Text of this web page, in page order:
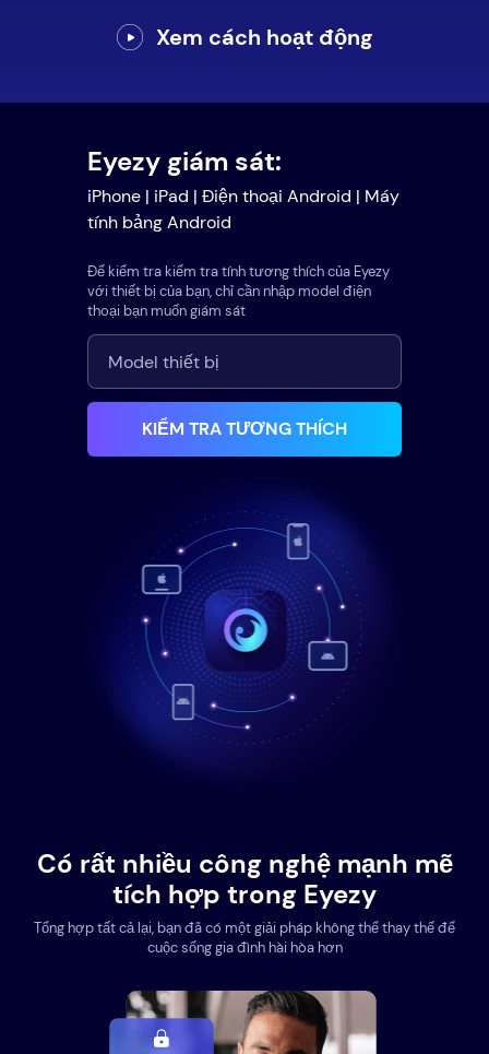
Xem cách hoạt động
Eyezy giám sát:
iPhone | iPad | Điện thoại Android | Máy
tính bảng Android
Để kiểm tra kiểm tra tính tương thích của Eyezy
với thiết bị của bạn, chỉ cần nhập model điện
thoại bạn muốn giám sát
KIỂM TRA TƯƠNG THÍCH
Có rất nhiều công nghệ mạnh mẽ
tích hợp trong Eyezy
Tổng hợp tất cả lại, bạn đã có một giải pháp không thể thay thế để
cuộc sống gia đình hài hòa hơn